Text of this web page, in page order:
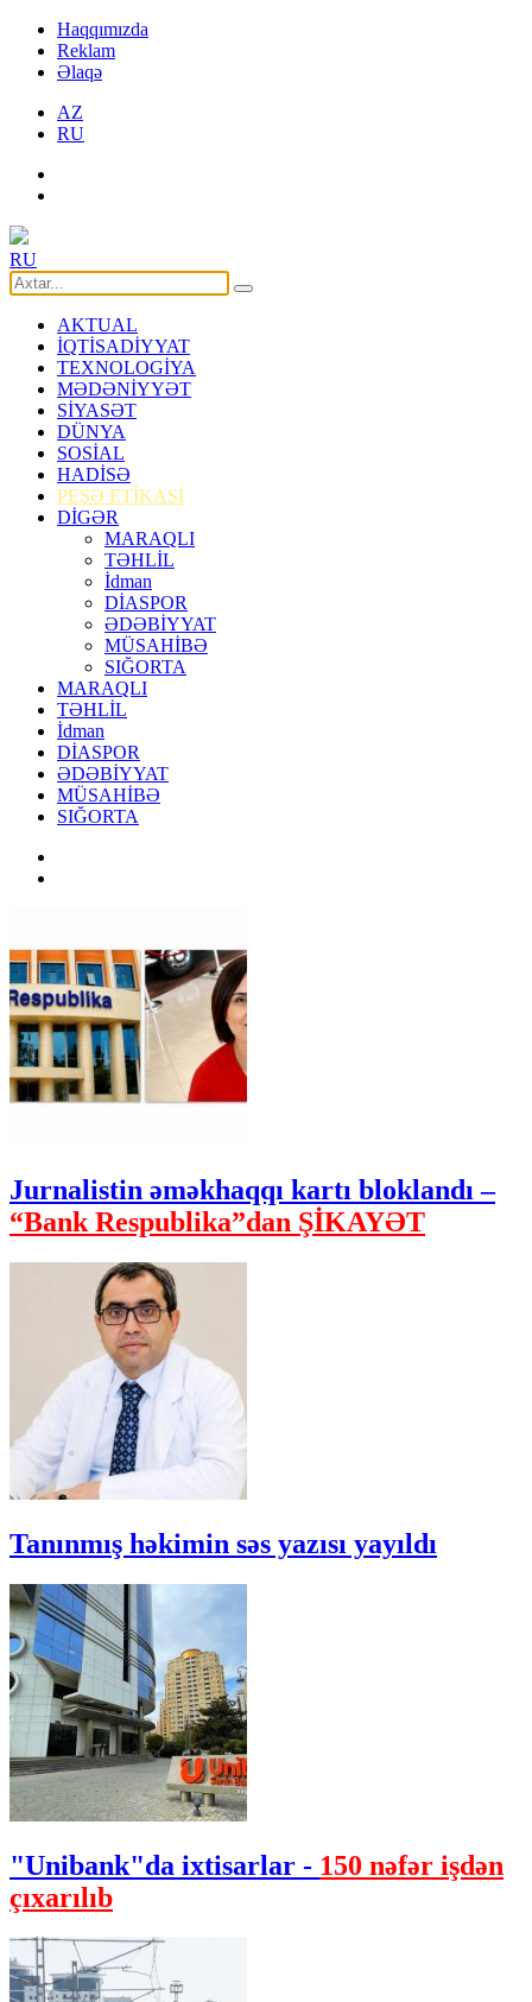
Haqqımızda
Reklam
Əlaqə
AZ
RU
RU
AKTUAL
İQTİSADİYYAT
TEXNOLOGİYA
MƏDƏNİYYƏT
SİYASƏT
DÜNYA
SOSİAL
HADİSƏ
PEŞƏ ETİKASI
DİGƏR
MARAQLI
TƏHLİL
İdman
DİASPOR
ƏDƏBİYYAT
MÜSAHİBƏ
SIĞORTA
MARAQLI
TƏHLİL
İdman
DİASPOR
ƏDƏBİYYAT
MÜSAHİBƏ
SIĞORTA
Jurnalistin əməkhaqqı kartı bloklandı –
“Bank Respublika”dan ŞİKAYƏT
Tanınmış həkimin səs yazısı yayıldı
"Unibank"da ixtisarlar - 150 nəfər işdən
çıxarılıb